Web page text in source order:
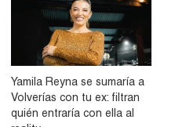
Yamila Reyna se sumaría a
Volverías con tu ex: filtran
quién entraría con ella al